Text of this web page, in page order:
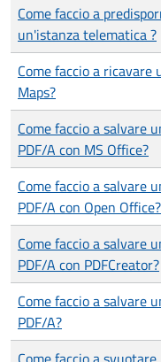
Come faccio a
un'istanza telematica ?
Come faccio a ricavare
Maps?
Come faccio a salvare
PDF/A con MS Office?
Come faccio a salvare
PDF/A con Open Office?
Come faccio a salvare
PDF/A con PDFCreator?
Come faccio a salvare
PDF/A?